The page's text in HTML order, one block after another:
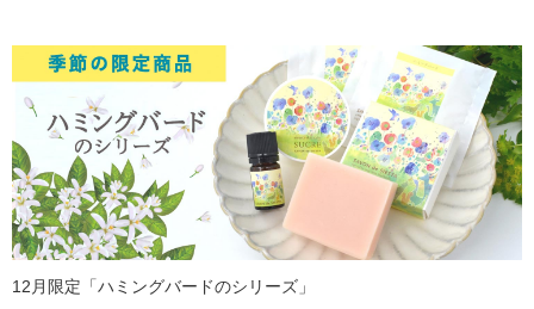
12月限定「ハミングバードのシリーズ」